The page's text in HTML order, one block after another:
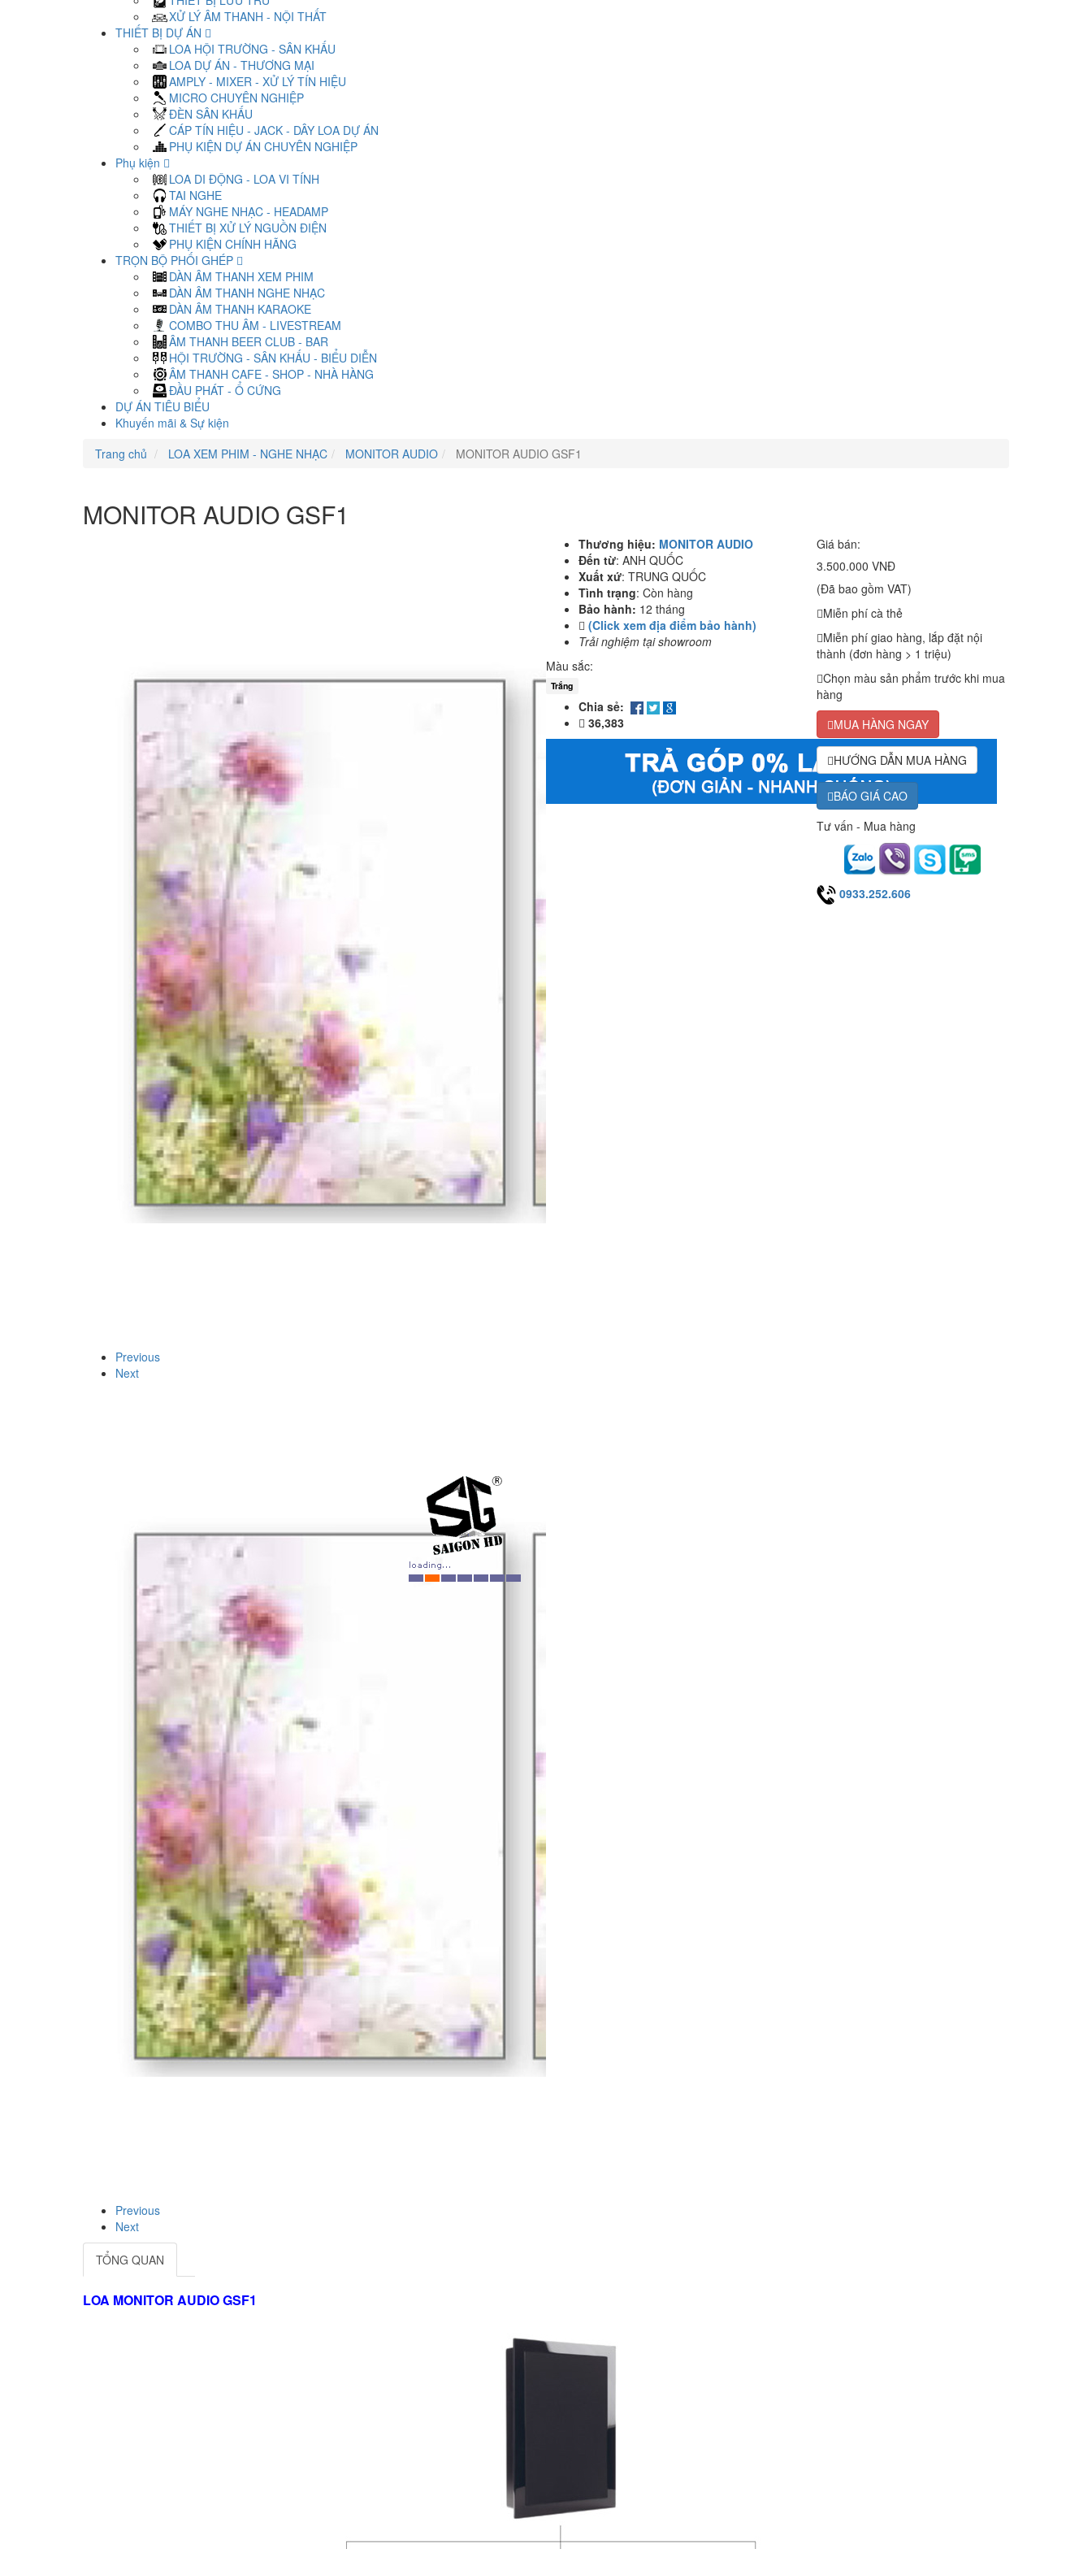
XỬ LÝ ÂM THANH - NỘI THẤT
THIẾT BỊ DỰ ÁN
LOA HỘI TRƯỜNG - SÂN KHẤU
LOA DỰ ÁN - THƯƠNG MẠI
AMPLY - MIXER - XỬ LÝ TÍN HIỆU
MICRO CHUYÊN NGHIỆP
ĐÈN SÂN KHẤU
CÁP TÍN HIỆU - JACK - DÂY LOA DỰ ÁN
PHỤ KIỆN DỰ ÁN CHUYÊN NGHIỆP
Phụ kiện
LOA DI ĐỘNG - LOA VI TÍNH
TAI NGHE
MÁY NGHE NHẠC - HEADAMP
THIẾT BỊ XỬ LÝ NGUỒN ĐIỆN
PHỤ KIỆN CHÍNH HÃNG
TRỌN BỘ PHỐI GHÉP
DÀN ÂM THANH XEM PHIM
DÀN ÂM THANH NGHE NHẠC
DÀN ÂM THANH KARAOKE
COMBO THU ÂM - LIVESTREAM
ÂM THANH BEER CLUB - BAR
HỘI TRƯỜNG - SÂN KHẤU - BIỂU DIỄN
ÂM THANH CAFE - SHOP - NHÀ HÀNG
ĐẦU PHÁT - Ổ CỨNG
DỰ ÁN TIÊU BIỂU
Khuyến mãi & Sự kiện
Trang chủ
LOA XEM PHIM - NGHE NHẠC MONITOR AUDIO MONITOR AUDIO GSF1
MONITOR AUDIO GSF1
Previous
Next
Previous
Next
Thương hiệu: MONITOR AUDIO
Đến từ: ANH QUỐC
Xuất xứ: TRUNG QUỐC
Tình trạng: Còn hàng
Bảo hành: 12 tháng
(Click xem địa điểm bảo hành)
Trải nghiệm tại showroom
Màu sắc:
Trắng
Chia sẻ:
36,383
Giá bán:
3.500.000 VNĐ
(Đã bao gồm VAT)
Miễn phí cà thẻ
Miễn phí giao hàng, lắp đặt nội
thành (đơn hàng > 1 triệu)
Chọn màu sản phẩm trước khi mua
hàng
MUA HÀNG NGAY
HƯỚNG DẪN MUA HÀNG
BÁO GIÁ CAO
Tư vấn - Mua hàng
0933.252.606
TỔNG QUAN
LOA MONITOR AUDIO GSF1